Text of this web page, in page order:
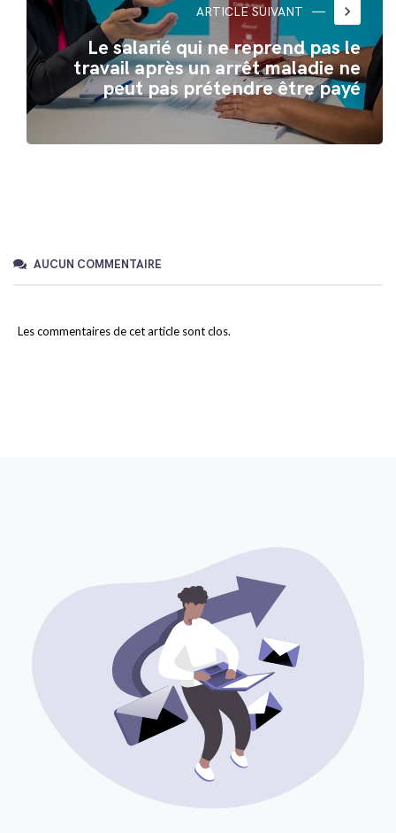
ARTICLE SUIVANT keyboard_arrow_right
Le salarié qui ne reprend pas le
travail après un arrêt maladie ne
peut pas prétendre être payé
AUCUN COMMENTAIRE
Les commentaires de cet article sont clos.